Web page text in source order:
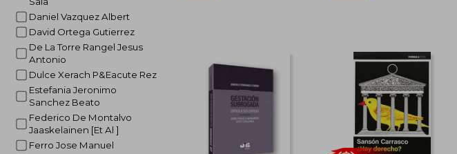
Daniel Vazquez Albert
David Ortega Gutierrez
De La Torre Rangel Jesus
Antonio
Dulce Xerach P&Eacute Rez
Estefania Jeronimo
Sanchez Beato
Federico De Montalvo
Jaaskelainen [Et Al ]
Ferro Jose Manuel
dcto.